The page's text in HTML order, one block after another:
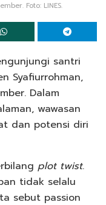
Foto: LINES.
santri
Syafiurrohman,
Dalam
wawasan
dan potensi diri
plot twist.
tidak selalu
sebut passion